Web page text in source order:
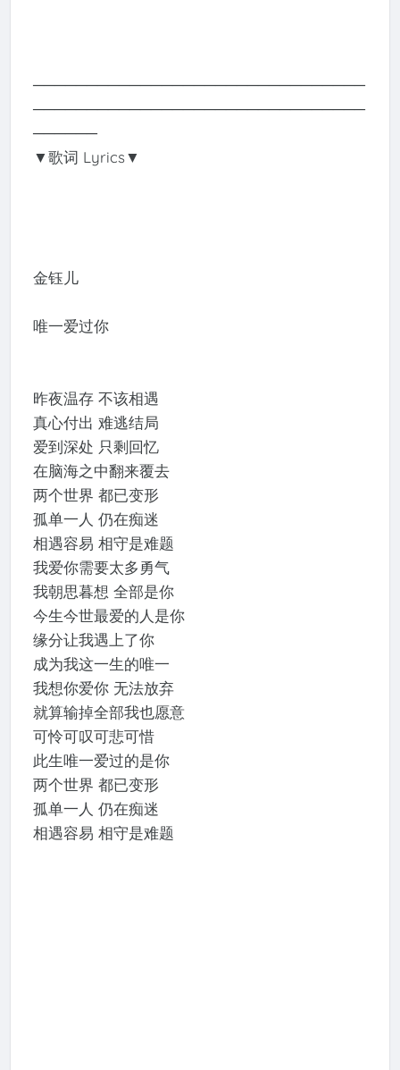
───────────────────────────────
───────────────────────────────
──────
▼歌词 Lyrics▼
金钰儿
唯一爱过你
昨夜温存 不该相遇
真心付出 难逃结局
爱到深处 只剩回忆
在脑海之中翻来覆去
两个世界 都已变形
孤单一人 仍在痴迷
相遇容易 相守是难题
我爱你需要太多勇气
我朝思暮想 全部是你
今生今世最爱的人是你
缘分让我遇上了你
成为我这一生的唯一
我想你爱你 无法放弃
就算输掉全部我也愿意
可怜可叹可悲可惜
此生唯一爱过的是你
两个世界 都已变形
孤单一人 仍在痴迷
相遇容易 相守是难题